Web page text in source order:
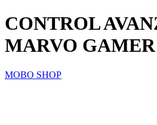
CONTROL
MARVO
MOBO SHOP